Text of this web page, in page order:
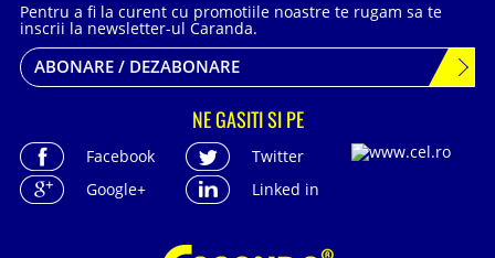
Pentru a fi la curent cu promotiile noastre te rugam sa te
inscrii la newsletter-ul Caranda.
ABONARE / DEZABONARE
NE GASITI SI PE
Facebook
Twitter
Google+
Linked in